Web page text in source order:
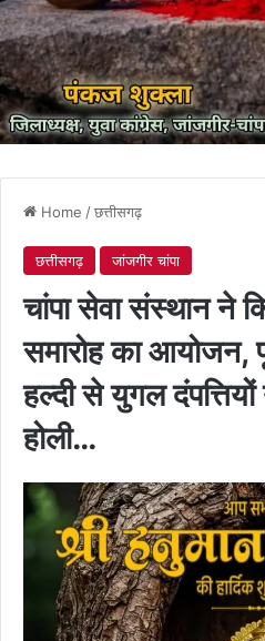
Home /छत्तीसगढ़
छत्तीसगढ़ जांजगीर चांपा
चांपा सेवा संस्थान ने
समारोह का आयोजन,
हल्दी से युगल
होली…